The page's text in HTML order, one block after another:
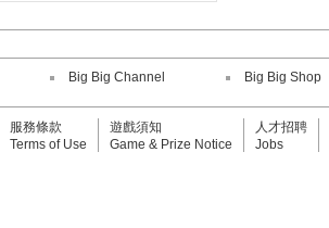
Big Big Channel Big Big Shop
服務條款
Terms of Use
遊戲須知
Game & Prize Notice
人才招聘
Jobs